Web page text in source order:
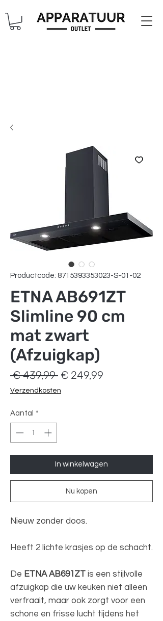
Productcode: 8715393353023-S-01-02
ETNA AB691ZT
Slimline 90 cm
mat zwart
(Afzuigkap)
€ 439,99 Normale
prijs
€ 249,99
Verzendkosten
Aantal *
In winkelwagen
Nu kopen
Nieuw zonder doos.
Heeft 2 lichte krasjes op de schacht.
De ETNA AB691ZT is een stijlvolle
afzuigkap die uw keuken niet alleen
verfraait, maar ook zorgt voor een
schone en frisse lucht tijdens het